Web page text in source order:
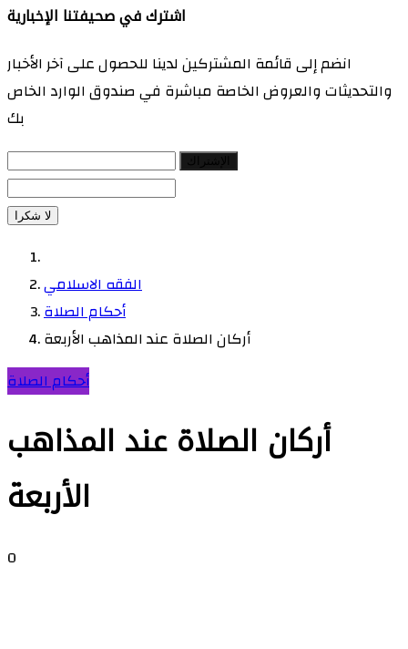
اشترك في صحيفتنا الإخبارية
انضم إلى قائمة المشتركين لدينا للحصول على آخر الأخبار
والتحديثات والعروض الخاصة مباشرة في صندوق الوارد الخاص
بك
لا شكرا
الفقه الاسلامي
أحكام الصلاة
أركان الصلاة عند المذاهب الأربعة
أحكام الصلاة
أركان الصلاة عند المذاهب
الأربعة
0